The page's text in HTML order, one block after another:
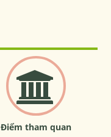
Điểm tham quan